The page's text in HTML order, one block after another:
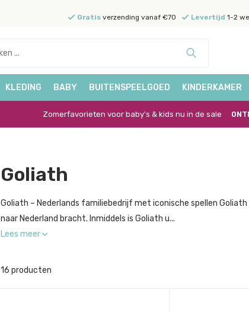
Gratisverzending vanaf €70 Levertijd 1-2
KLEDING BABY BUITENSPEELGOED KINDERKAMER
Zomerfavorieten voor baby's & kids nu in de sale
Goliath
Goliath – Nederlands familiebedrijf met iconische spellen
naar Nederland bracht. Inmiddels is Goliath u...
Lees meer
16 producten